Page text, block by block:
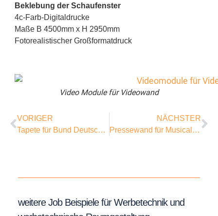
Beklebung der Schaufenster
4c-Farb-Digitaldrucke
Maße B 4500mm x H 2950mm
Fotorealistischer Großformatdruck
Video Module für Videowand
VORIGER
Tapete für Bund Deutscher Architekten
NÄCHSTER
Pressewand für Musical Premiere Anastasia
weitere Job Beispiele für Werbetechnik und